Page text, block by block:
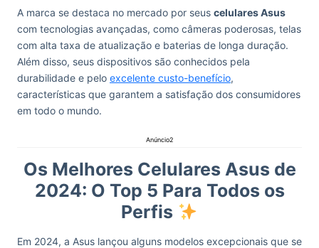
A marca se destaca no mercado por seus celulares Asus
com tecnologias avançadas, como câmeras poderosas, telas
com alta taxa de atualização e baterias de longa duração.
Além disso, seus dispositivos são conhecidos pela
durabilidade e pelo excelente custo-benefício,
características que garantem a satisfação dos consumidores
em todo o mundo.
Anúncio2
Os Melhores Celulares Asus de
2024: O Top 5 Para Todos os
Perfis
Em 2024, a Asus lançou alguns modelos excepcionais que se